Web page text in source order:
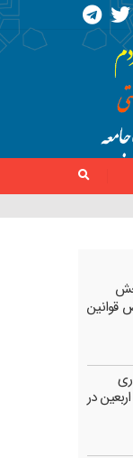
قوانین
در